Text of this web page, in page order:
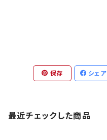
保存 シェア
最近チェックした商品